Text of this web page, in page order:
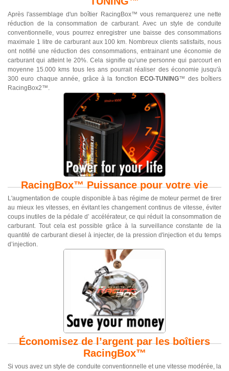
Après l'assemblage d'un boîtier RacingBox™ vous remarquerez une nette
réduction de la consommation de carburant. Avec un style de conduite
conventionnelle, vous pourrez enregistrer une baisse des consommations
maximale 1 litre de carburant aux 100 km. Nombreux clients satisfaits, nous
ont notifié une réduction des consommations, entrainant une économie de
carburant qui atteint le 20%. Cela signifie qu’une personne qui parcourt en
moyenne 15.000 kms tous les ans pourrait réaliser des économie jusqu'à
300 euro chaque année, grâce à la fonction ECO-TUNING™ des boîtiers
RacingBox2™.
RacingBox™ Puissance pour votre vie
L'augmentation de couple disponible à bas régime de moteur permet de tirer
au mieux les vitesses, en évitant les changement continus de vitesse, éviter
coups inutiles de la pédale d’ accélérateur, ce qui réduit la consommation de
carburant. Tout cela est possible grâce à la surveillance constante de la
quantité de carburant diesel à injecter, de la pression d'injection et du temps
d’injection.
Économisez de l’argent par les boîtiers
RacingBox™
Si vous avez un style de conduite conventionnelle et une vitesse modérée, la